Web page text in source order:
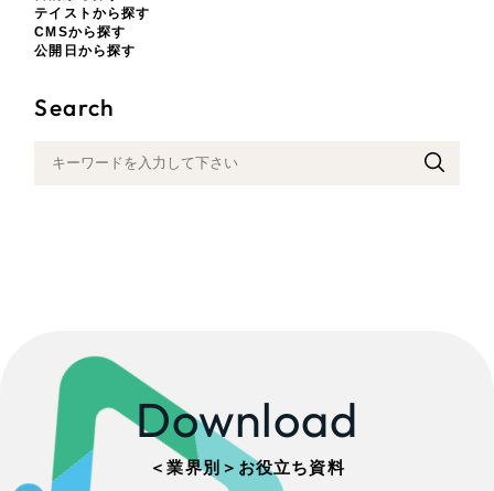
テイストから探す
CMSから探す
公開日から探す
Search
Download
＜業界別＞お役立ち資料